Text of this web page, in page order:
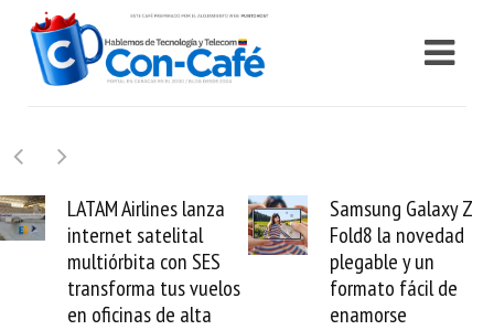
Samsung Galaxy Z
Fold8 la novedad
plegable y un
formato fácil de
enamorse
Cashea levanta
millones de
valida el crédito
venezolano ante el
mundo